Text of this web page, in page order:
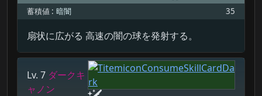
蓄積値 : 暗闇 35
扇状に広がる 高速の闇の球を発射する。
Lv. 7 ダークキ
ャノン